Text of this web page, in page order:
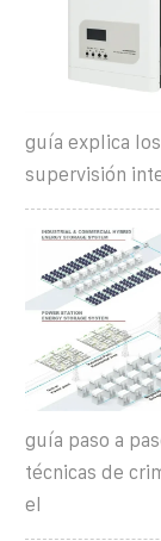
guía explica
supervisión
guía paso a
técnicas de
el